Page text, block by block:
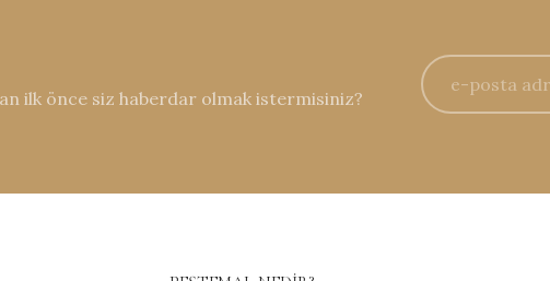
ilk önce siz haberdar olmak istermisiniz?